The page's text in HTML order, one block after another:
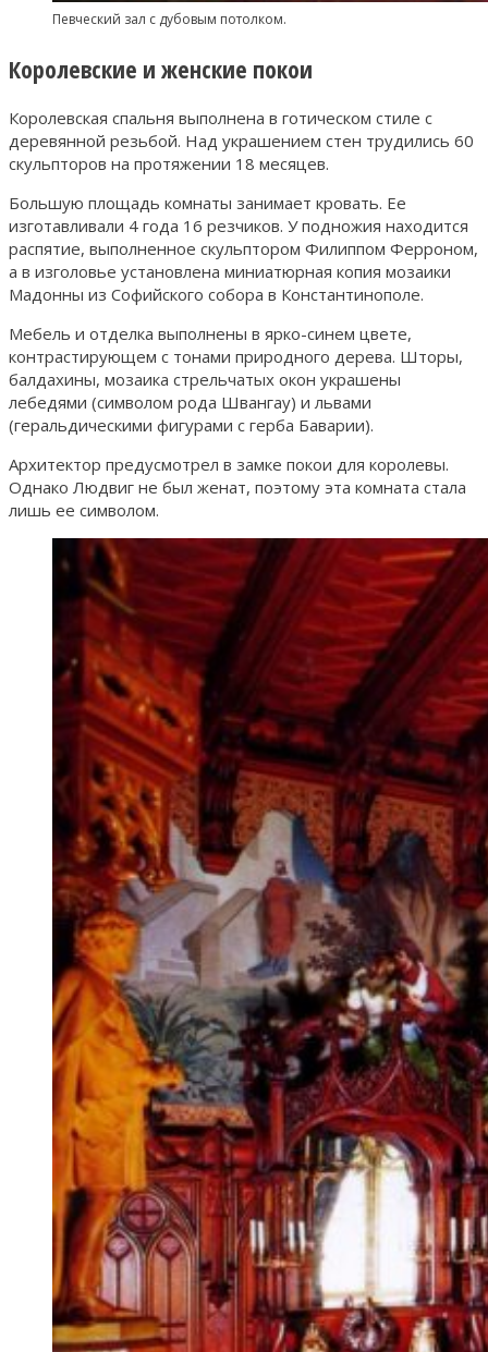
Певческий зал с дубовым потолком.
Королевские и женские покои
Королевская спальня выполнена в готическом стиле с
деревянной резьбой. Над украшением стен трудились 60
скульпторов на протяжении 18 месяцев.
Большую площадь комнаты занимает кровать. Ее
изготавливали 4 года 16 резчиков. У подножия находится
распятие, выполненное скульптором Филиппом Ферроном,
а в изголовье установлена миниатюрная копия мозаики
Мадонны из Софийского собора в Константинополе.
Мебель и отделка выполнены в ярко-синем цвете,
контрастирующем с тонами природного дерева. Шторы,
балдахины, мозаика стрельчатых окон украшены
лебедями (символом рода Швангау) и львами
(геральдическими фигурами с герба Баварии).
Архитектор предусмотрел в замке покои для королевы.
Однако Людвиг не был женат, поэтому эта комната стала
лишь ее символом.